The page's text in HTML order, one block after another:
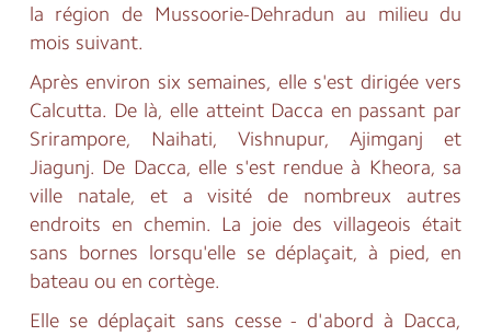
la région de Mussoorie-Dehradun au milieu du
mois suivant.
Après environ six semaines, elle s'est dirigée vers
Calcutta. De là, elle atteint Dacca en passant par
Srirampore, Naihati, Vishnupur, Ajimganj et
Jiagunj. De Dacca, elle s'est rendue à Kheora, sa
ville natale, et a visité de nombreux autres
endroits en chemin. La joie des villageois était
sans bornes lorsqu'elle se déplaçait, à pied, en
bateau ou en cortège.
Elle se déplaçait sans cesse - d'abord à Dacca,